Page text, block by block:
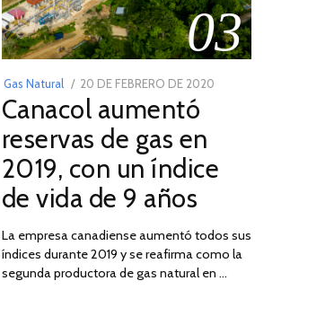
03
Gas Natural
POSTED
ON
20 DE FEBRERO DE 2020
2025
Canacol aumentó
reservas de gas en
2019, con un índice
de vida de 9 años
La empresa canadiense aumentó todos sus
índices durante 2019 y se reafirma como la
segunda productora de gas natural en …